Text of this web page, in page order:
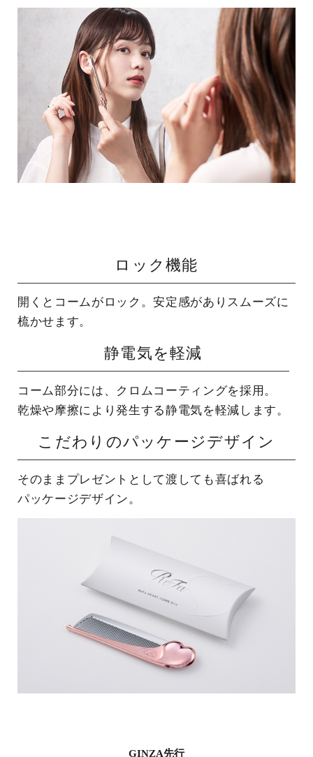
ロック機能
開くとコームがロック。安定感がありスムーズに
梳かせます。
静電気を軽減
コーム部分には、クロムコーティングを採用。
乾燥や摩擦により発生する静電気を軽減します。
こだわりのパッケージデザイン
そのままプレゼントとして渡しても喜ばれる
パッケージデザイン。
GINZA先行